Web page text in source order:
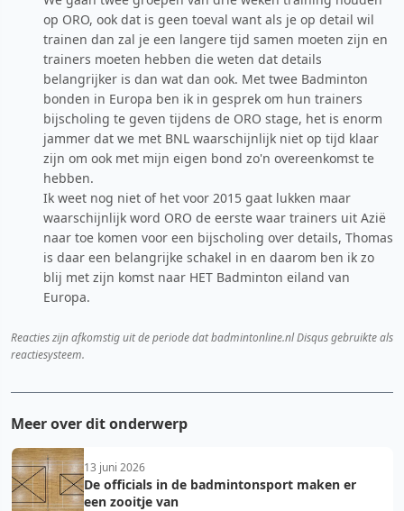
op ORO, ook dat is geen toeval want als je op detail wil
trainen dan zal je een langere tijd samen moeten zijn en
trainers moeten hebben die weten dat details
belangrijker is dan wat dan ook. Met twee Badminton
bonden in Europa ben ik in gesprek om hun trainers
bijscholing te geven tijdens de ORO stage, het is enorm
jammer dat we met BNL waarschijnlijk niet op tijd klaar
zijn om ook met mijn eigen bond zo'n overeenkomst te
hebben.
Ik weet nog niet of het voor 2015 gaat lukken maar
waarschijnlijk word ORO de eerste waar trainers uit Azië
naar toe komen voor een bijscholing over details, Thomas
is daar een belangrijke schakel in en daarom ben ik zo
blij met zijn komst naar HET Badminton eiland van
Europa.
Reacties zijn afkomstig uit de periode dat badmintonline.nl Disqus gebruikte als
reactiesysteem.
Meer over dit onderwerp
13 juni 2026
De officials in de badmintonsport maken er
een zooitje van